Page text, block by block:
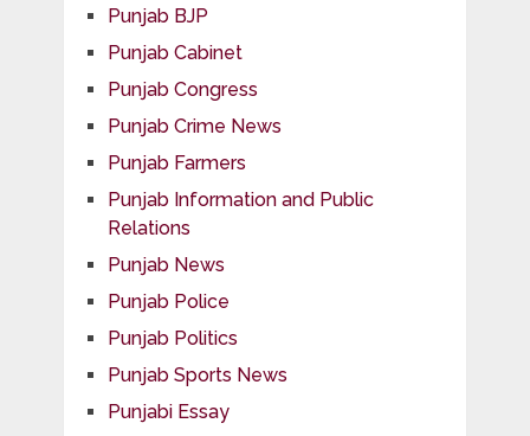
Punjab BJP
Punjab Cabinet
Punjab Congress
Punjab Crime News
Punjab Farmers
Punjab Information and Public
Relations
Punjab News
Punjab Police
Punjab Politics
Punjab Sports News
Punjabi Essay